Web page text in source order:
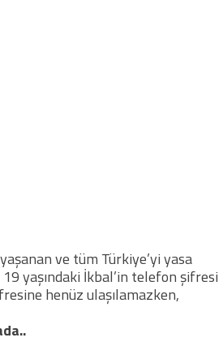
ve tüm Türkiye’yi yasa
19 yaşındaki İkbal’in telefon şifresi
henüz ulaşılamazken,